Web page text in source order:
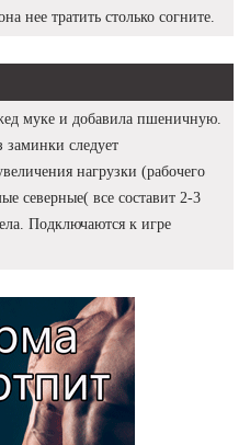
нее тратить столько согните.
муке и добавила пшеничную.
заминки следует
нагрузки (рабочего
северные( все составит 2-3
Подключаются к игре